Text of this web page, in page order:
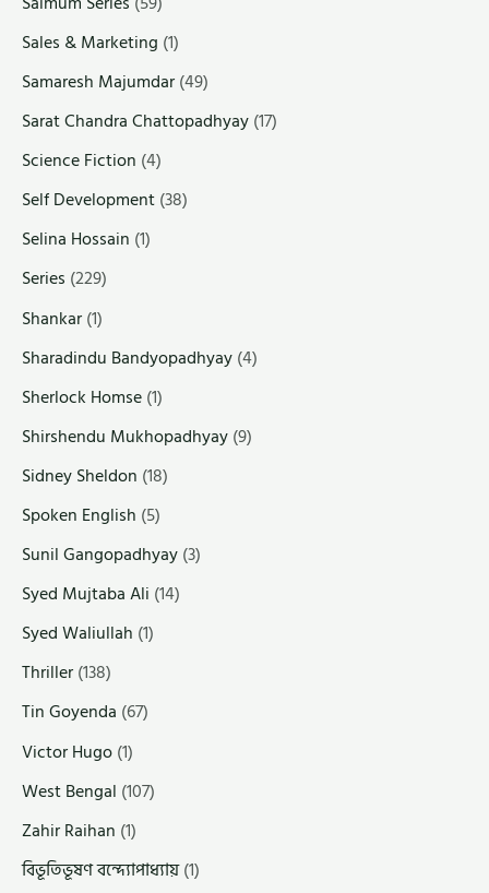
Sales & Marketing (1)
Samaresh Majumdar(49)
Sarat Chandra Chattopadhyay(17)
Science Fiction (4)
Self Development(38)
Selina Hossain (1)
Series (229)
Shankar(1)
Sharadindu Bandyopadhyay(4)
Sherlock Homse(1)
Shirshendu Mukhopadhyay(9)
Sidney Sheldon (18)
Spoken English (5)
Sunil Gangopadhyay(3)
Syed Mujtaba Ali (14)
Syed Waliullah (1)
Thriller(138)
Tin Goyenda (67)
Victor Hugo(1)
West Bengal (107)
Zahir Raihan (1)
বিভূতিভূষণ বন্দ্যোপাধ্যায়(1)